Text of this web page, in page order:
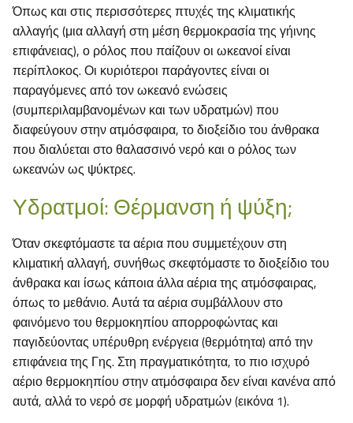
Όπως και στις περισσότερες πτυχές της κλιματικής
αλλαγής (μια αλλαγή στη μέση θερμοκρασία της γήινης
επιφάνειας), ο ρόλος που παίζουν οι ωκεανοί είναι
περίπλοκος. Οι κυριότεροι παράγοντες είναι οι
παραγόμενες από τον ωκεανό ενώσεις
(συμπεριλαμβανομένων και των υδρατμών) που
διαφεύγουν στην ατμόσφαιρα, το διοξείδιο του άνθρακα
που διαλύεται στο θαλασσινό νερό και ο ρόλος των
ωκεανών ως ψύκτρες.
Υδρατμοί: Θέρμανση ή ψύξη;
Όταν σκεφτόμαστε τα αέρια που συμμετέχουν στη
κλιματική αλλαγή, συνήθως σκεφτόμαστε το διοξείδιο του
άνθρακα και ίσως κάποια άλλα αέρια της ατμόσφαιρας,
όπως το μεθάνιο. Αυτά τα αέρια συμβάλλουν στο
φαινόμενο του θερμοκηπίου απορροφώντας και
παγιδεύοντας υπέρυθρη ενέργεια (θερμότητα) από την
επιφάνεια της Γης. Στη πραγματικότητα, το πιο ισχυρό
αέριο θερμοκηπίου στην ατμόσφαιρα δεν είναι κανένα από
αυτά, αλλά το νερό σε μορφή υδρατμών (εικόνα 1).